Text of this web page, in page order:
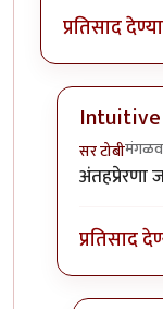
प्रतिसाद
Intuitive
सर टोबी
In reply to
अंतहप्रेरणा
प्रतिसाद